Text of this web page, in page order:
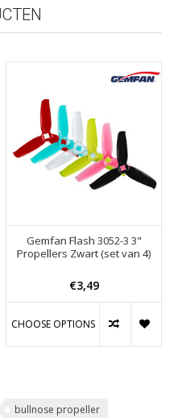
Gemfan Flash 3052-3 3"
Propellers Zwart (set van 4)
€3,49
CHOOSE OPTIONS
bullnose propeller